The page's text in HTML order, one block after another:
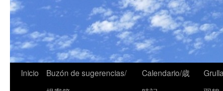
Inicio
Buzón de sugerencias/
Calendario/歳